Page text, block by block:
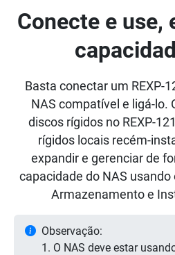
Conecte e use,
Basta conectar um REXP-
NAS compatível e ligá-lo.
discos rígidos no REXP-
rígidos locais recém-
expandir e gerenciar de
capacidade do NAS usando
Armazenamento e
Observação:
1. O NAS deve estar